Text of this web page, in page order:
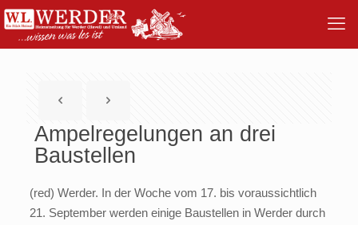
Ampelregelungen an drei
Baustellen
(red) Werder. In der Woche vom 17. bis voraussichtlich
21. September werden einige Baustellen in Werder durch